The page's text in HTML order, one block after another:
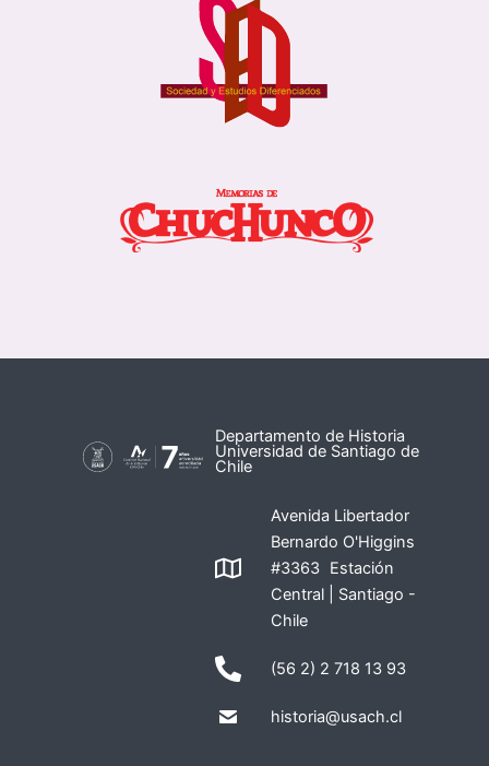
Departamento de Historia
Universidad de Santiago de
Chile
Avenida Libertador
Bernardo O'Higgins
#3363 Estación
Central | Santiago -
Chile
(56 2) 2 718 13 93
historia@usach.cl